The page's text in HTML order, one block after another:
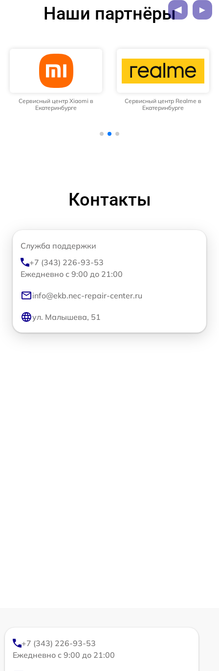
Наши партнёры
Сервисный центр Xiaomi в
Екатеринбурге
Сервисный центр Realme в
Екатеринбурге
Контакты
Служба поддержки
+7 (343) 226-93-53
Ежедневно с 9:00 до 21:00
info@ekb.nec-repair-center.ru
ул. Малышева, 51
+7 (343) 226-93-53
Ежедневно с 9:00 до 21:00